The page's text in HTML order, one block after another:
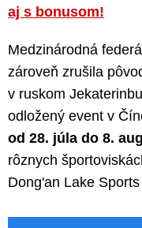
aj s bonusom!
Medzinárodná
zároveň zrušila
v ruskom
odložený event v
od 28. júla do 8.
rôznych
Dong'an Lake